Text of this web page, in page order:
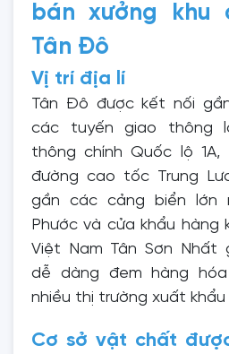
bán xưởng khu
Tân Đô
Vị trí địa lí
Tân Đô được kết nối
các tuyến giao thông
thông chính Quốc lộ 1A,
đường cao tốc Trung
gần các cảng biển lớn
Phước và cửa khẩu hàng
Việt Nam Tân Sơn Nhất
dễ dàng đem hàng
nhiều thị trường xuất
Cơ sở vật chất